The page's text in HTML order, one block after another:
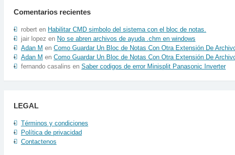
recuperar
perdidos
de
Dvd
y
Comentarios recientes
roberten Habilitar CMD simbolo del sistema con el bloc de notas.
jair lopez en No se abren archivos de ayuda .chm en windows
Adan M en Como Guardar Un Bloc de Notas Con Otra Extensión De
Adan M en Como Guardar Un Bloc de Notas Con Otra Extensión De
fernando casalins en Saber codigos de error Minisplit Panasonic Inverter
LEGAL
Términos y condiciones
Política de privacidad
Contactenos